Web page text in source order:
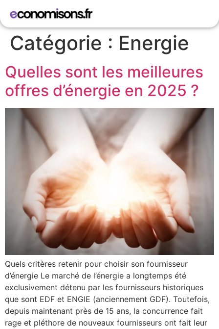
Catégorie : Energie
Quelles sont les meilleures
offres d’énergie en 2025 ?
Quels critères retenir pour choisir son fournisseur
d’énergie Le marché de l’énergie a longtemps été
exclusivement détenu par les fournisseurs historiques
que sont EDF et ENGIE (anciennement GDF). Toutefois,
depuis maintenant près de 15 ans, la concurrence fait
rage et pléthore de nouveaux fournisseurs ont fait leur